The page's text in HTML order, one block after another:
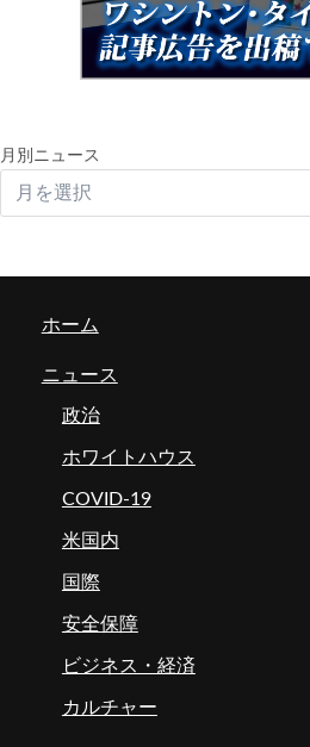
月別ニュース
ホーム
ニュース
政治
ホワイトハウス
COVID-19
米国内
国際
安全保障
ビジネス・経済
カルチャー